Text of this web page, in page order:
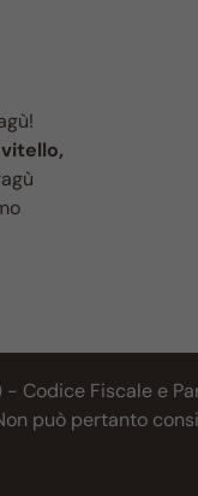
Codice Fiscale e
può pertanto